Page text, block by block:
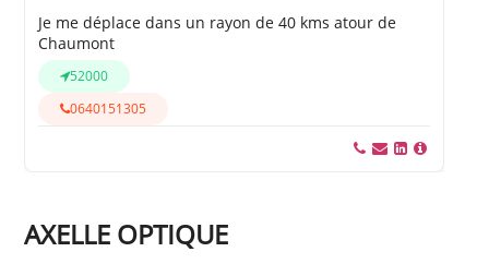
Je me déplace dans un rayon de 40 kms atour de
Chaumont
52000
0640151305
AXELLE OPTIQUE